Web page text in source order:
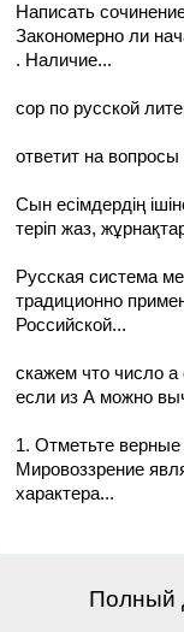
Написать
Закономерно ли
. Наличие...
сор по русской
ответит на
Сын есімдердің
теріп жаз,
Русская система
традиционно
Российской...
скажем что число
если из А можно
1. Отметьте
Мировоззрение
характера...
Полный